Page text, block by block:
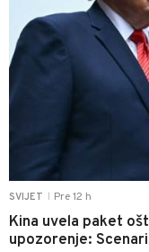
SVIJET Pre 12 h
Kina uvela paket
upozorenje: